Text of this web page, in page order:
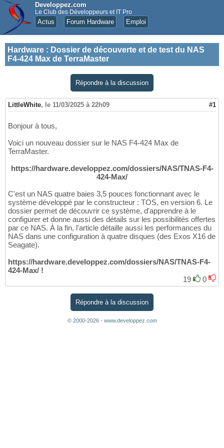
Developpez.com
Le Club des Développeurs et IT Pro
Actus Forum Hardware Emploi
Hardware : Dossier de découverte et de test du NAS
F4-424 Max de TerraMaster
Répondre à la discussion
LittleWhite, le 11/03/2025 à 22h09 #1
Bonjour à tous,
Voici un nouveau dossier sur le NAS F4-424 Max de
TerraMaster.
https://hardware.developpez.com/dossiers/NAS/TNAS-F4-
424-Max/
C'est un NAS quatre baies 3,5 pouces fonctionnant avec le
système développé par le constructeur : TOS, en version 6. Le
dossier permet de découvrir ce système, d'apprendre à le
configurer et donne aussi des détails sur les possibilités offertes
par ce NAS. À la fin, l'article détaille aussi les performances du
NAS dans une configuration à quatre disques (des Exos X16 de
Seagate).
https://hardware.developpez.com/dossiers/NAS/TNAS-F4-
424-Max/ !
19
0
Répondre à la discussion
© 2000-2026 - www.developpez.com